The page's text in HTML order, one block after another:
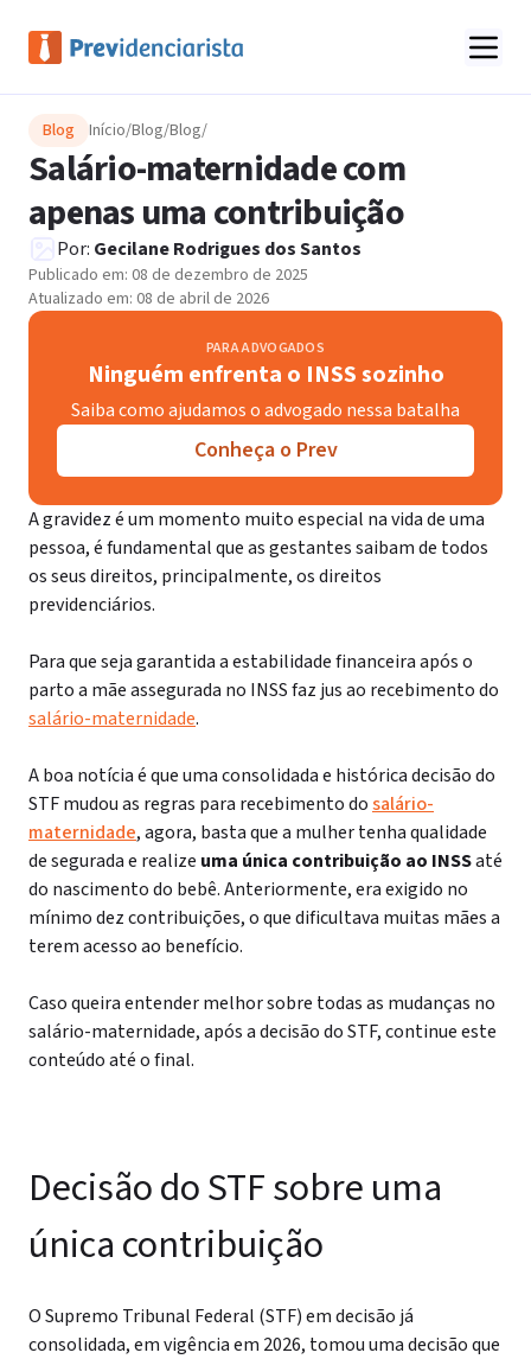
Blog Início/Blog/Blog/
Salário-maternidade com
apenas uma contribuição
Por: Gecilane Rodrigues dos Santos
Publicado em: 08 de dezembro de 2025
Atualizado em: 08 de abril de 2026
PARA ADVOGADOS
Ninguém enfrenta o INSS sozinho
Saiba como ajudamos o advogado nessa batalha
Conheça o Prev
A gravidez é um momento muito especial na vida de uma
pessoa, é fundamental que as gestantes saibam de todos
os seus direitos, principalmente, os direitos
previdenciários.
Para que seja garantida a estabilidade financeira após o
parto a mãe assegurada no INSS faz jus ao recebimento do
salário-maternidade.
A boa notícia é que umaconsolidadae histórica decisão do
STF mudou as regras para recebimento dosalário-
maternidade, agora, basta que a mulher tenha qualidade
de segurada e realize uma única contribuição ao INSSaté
do nascimento do bebê. Anteriormente, era exigido no
mínimo dez contribuições, o que dificultava muitas mães a
terem acesso ao benefício.
Caso queira entender melhor sobre todas as mudanças no
salário-maternidade, após a decisão do STF, continue este
conteúdo até o final.
Decisão do STF sobre uma
única contribuição
O Supremo Tribunal Federal (STF)em decisão já
consolidada, em vigência em 2026, tomou uma decisão que